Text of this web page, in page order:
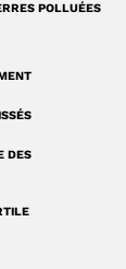
POLLUÉES
DES